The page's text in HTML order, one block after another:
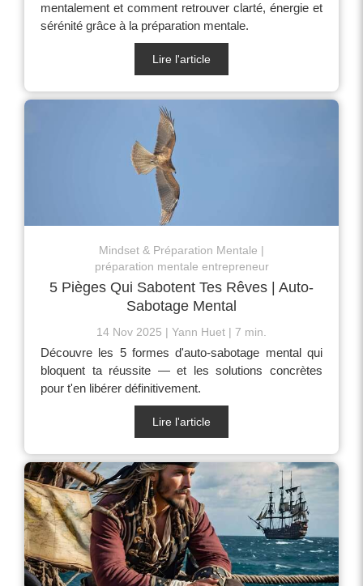
mentalement et comment retrouver clarté, énergie et
sérénité grâce à la préparation mentale.
Lire l'article
Mindset & Préparation Mentale
préparation mentale entrepreneur
5 Pièges Qui Sabotent Tes Rêves | Auto-
Sabotage Mental
14 Nov 2025 Yann Huet 7 min.
Découvre les 5 formes d'auto-sabotage mental qui
bloquent ta réussite — et les solutions concrètes
pour t'en libérer définitivement.
Lire l'article